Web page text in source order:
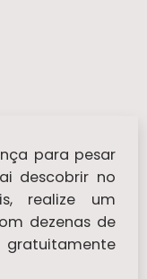
para pesar
descobrir no
realize um
dezenas de